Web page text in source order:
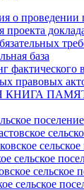
о проведении
проекта
база
фактического
правовых
КНИГА
поселение
сельское
сельское
сельское